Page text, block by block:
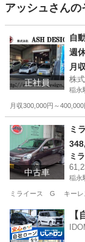
アッシュさんの
正社員
自
週
月
株
稲永
月収300,000円～
愛知 名古屋市
中古車
ミ
ミ
稲永
ミライース G キーレ
愛知 名古屋市